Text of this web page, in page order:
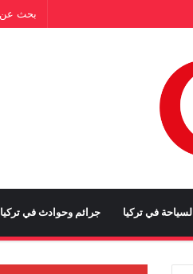
السياحة في تركيا جرائم وحوادث في تركيا